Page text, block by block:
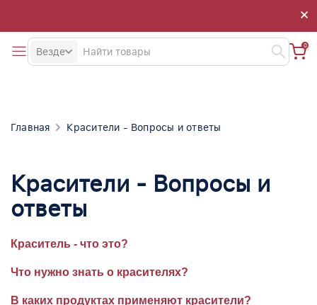
×
×
Везде
0
Главная Красители - Вопросы и ответы
Красители - Вопросы и
ответы
Краситель - что это?
Что нужно знать о красителях?
В каких продуктах применяют красители?